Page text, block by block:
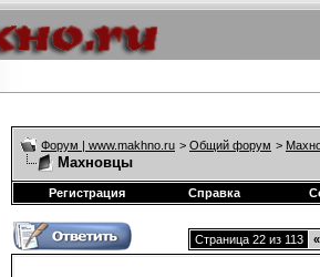
Форум | www.makhno.ru > Общий форум >
Махновцы
Регистрация Справка
Страница 22 из 113 «